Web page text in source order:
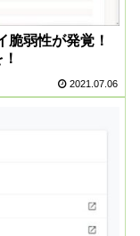
弱性が発覚！
2021.07.06